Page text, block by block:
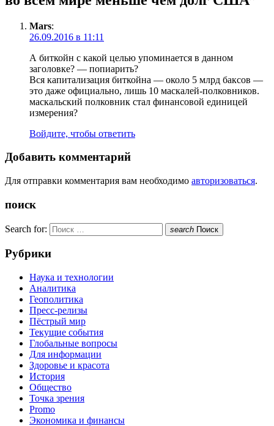
Mars:
26.09.2016 в 11:11
А биткойн с какой целью упоминается в данном
заголовке? — попиарить?
Вся капитализация биткойна — около 5 млрд баксов —
это даже официально, лишь 10 маскалей-полковников.
маскальский полковник стал финансовой единицей
измерения?
Войдите, чтобы ответить
Добавить комментарий
Для отправки комментария вам необходимо авторизоваться.
поиск
Search for: search Поиск
Рубрики
Наука и технологии
Аналитика
Геополитика
Пресс-релизы
Пёстрый мир
Текущие события
Глобальные вопросы
Для информации
Здоровье и красота
История
Общество
Точка зрения
Promo
Экономика и финансы